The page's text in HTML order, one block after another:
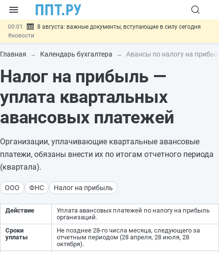
00:01
8 августа: важные документы, вступающие в силу сегодня
#новости
07.08 Подписан закон о блокировке продажи опасных товаров через
«Честный знак»#новости
07.08
Госпошлину за устранение ошибок в документах предлагают
07.08
Важно
Разработают единые критерии трудовых и ГПХ-
Главная Календарь бухгалтера Авансы по налогу на
Налог на прибыль —
уплата квартальных
авансовых платежей
Организации, уплачивающие квартальные авансовые
платежи, обязаны внести их по итогам отчетного периода
(квартала).
ООО ФНС Налог на прибыль
Действие
Уплата авансовых платежей по налогу на прибыль
организаций.
Сроки
уплаты
Не позднее 28-го числа месяца, следующего за
отчетным периодом (28 апреля, 28 июля, 28
октября).